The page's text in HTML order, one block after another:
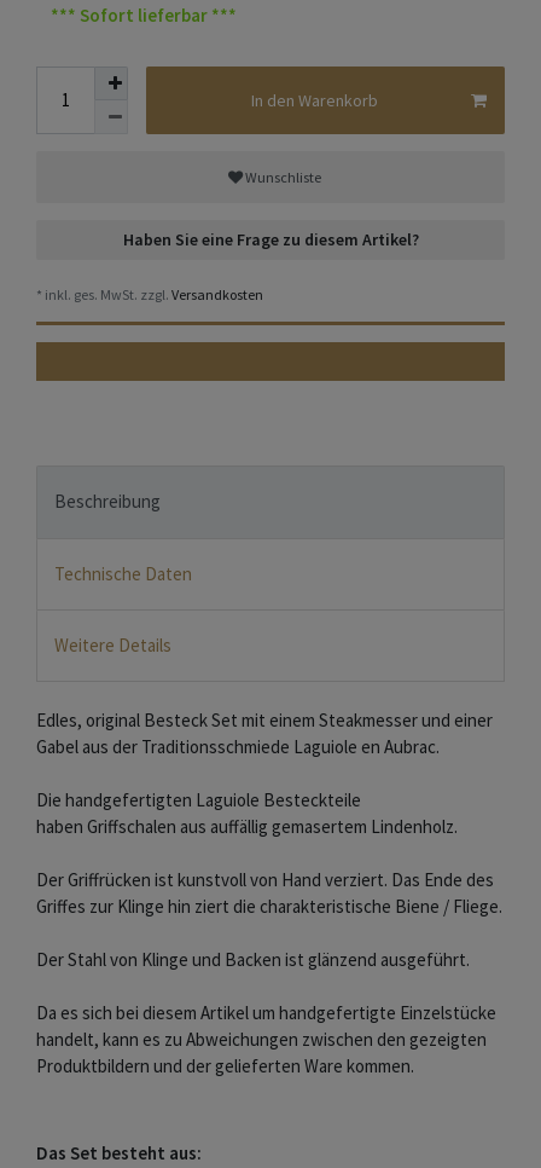
*** Sofort lieferbar ***
In den Warenkorb
Wunschliste
Haben Sie eine Frage zu diesem Artikel?
* inkl. ges. MwSt. zzgl. Versandkosten
Beschreibung
Technische Daten
Weitere Details
Edles, original Besteck Set mit einem Steakmesser und einer
Gabel aus der Traditionsschmiede Laguiole en Aubrac.
Die handgefertigten Laguiole Besteckteile
haben Griffschalen aus auffällig gemasertem Lindenholz.
Der Griffrücken ist kunstvoll von Hand verziert. Das Ende des
Griffes zur Klinge hin ziert die charakteristische Biene / Fliege.
Der Stahl von Klinge und Backen ist glänzend ausgeführt.
Da es sich bei diesem Artikel um handgefertigte Einzelstücke
handelt, kann es zu Abweichungen zwischen den gezeigten
Produktbildern und der gelieferten Ware kommen.
Das Set besteht aus: